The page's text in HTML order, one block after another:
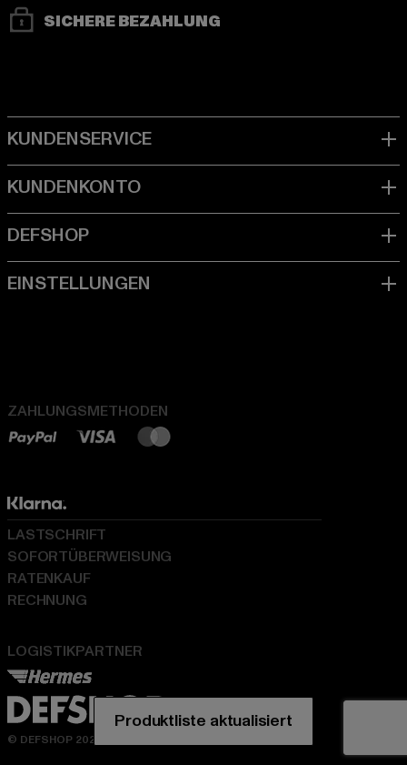
SICHERE BEZAHLUNG
ZAHLUNGSMETHODEN
LOGISTIKPARTNER
LASTSCHRIFT
SOFORTÜBERWEISUNG
RATENKAUF
RECHNUNG
© DEFSHOP 2026. Alle Rechte vorbehalten